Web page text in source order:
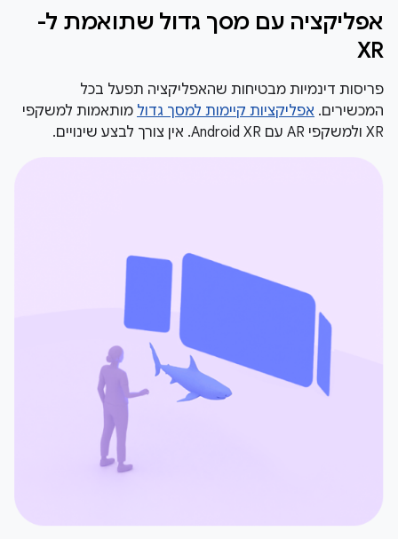
אפליקציה עם מסך גדול שתואמת ל-
XR
פריסות דינמיות מבטיחות שהאפליקציה תפעל בכל
המכשירים. אפליקציות קיימות למסך גדול מותאמות למשקפי
XR ולמשקפי AR עם Android XR. אין צורך לבצע שינויים.